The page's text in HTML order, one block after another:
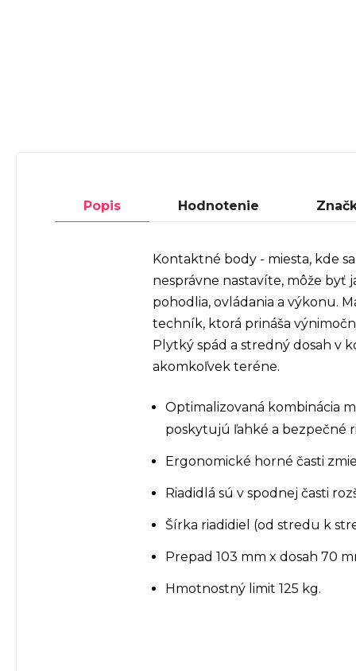
Popis Hodnotenie
Kontaktné body - miesta, kde
nesprávne nastavíte, môže byť
pohodlia, ovládania a výkonu.
techník, ktorá prináša
Plytký spád a stredný dosah v
akomkoľvek teréne.
Optimalizovaná kombinácia
poskytujú ľahké a bezpečné
Ergonomické horné časti
Riadidlá sú v spodnej časti
Šírka riadidiel (od stredu k
Prepad 103 mm x dosah 70
Hmotnostný limit 125 kg.